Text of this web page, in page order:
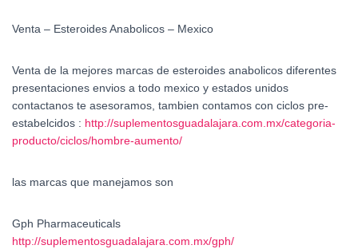
Venta – Esteroides Anabolicos – Mexico
Venta de la mejores marcas de esteroides anabolicos diferentes
presentaciones envios a todo mexico y estados unidos
contactanos te asesoramos, tambien contamos con ciclos pre-
estabelcidos : http://suplementosguadalajara.com.mx/categoria-
producto/ciclos/hombre-aumento/
las marcas que manejamos son
Gph Pharmaceuticals
http://suplementosguadalajara.com.mx/gph/